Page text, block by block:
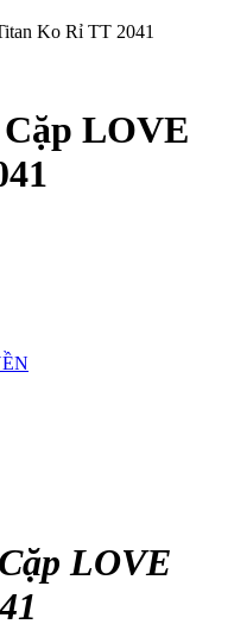
Ko Rỉ TT 2041
LOVE
LOVE